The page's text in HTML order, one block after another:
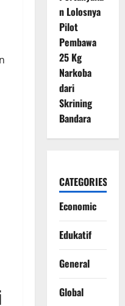
n Lolosnya
Pilot
Pembawa
25 Kg
Narkoba
dari
Skrining
Bandara
CATEGORIES
Economic
Edukatif
General
Global